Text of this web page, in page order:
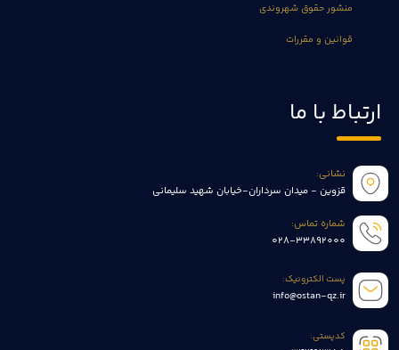
منشور حقوق شهروندی
قوانین و مقررات
ارتباط با ما
نشانی:
قزوین - میدان سرداران-خیابان شهید سلیمانی
شماره تماس:
028-33892000
پست الکترونیک:
info@ostan-qz.ir
کدپستی: